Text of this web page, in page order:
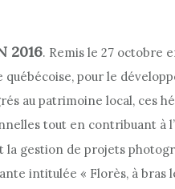
2016. Remis le 27 octobre
pour le
au patrimoine local, ces
tout en contribuant à
gestion de projets
intitulée « Florès, à